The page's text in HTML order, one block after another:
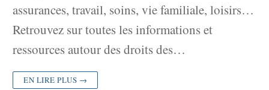
assurances, travail, soins, vie familiale, loisirs…
Retrouvez sur toutes les informations et
ressources autour des droits des…
EN LIRE PLUS →